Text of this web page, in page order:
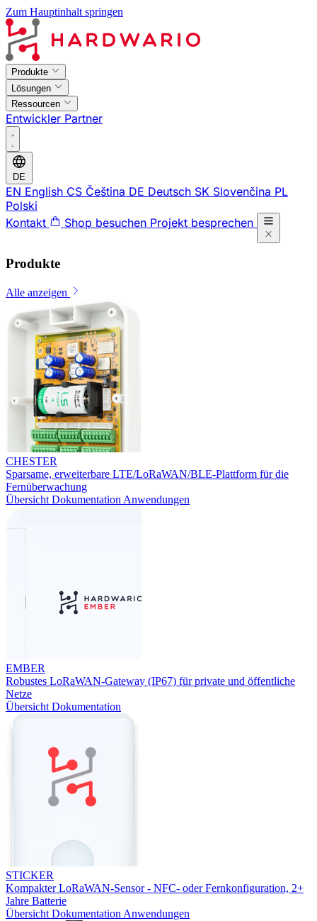
Zum Hauptinhalt springen
Produkte
Lösungen
Ressourcen
Entwickler Partner
DE
EN English CS Čeština DE Deutsch SK Slovenčina PL
Polski
Kontakt
Shop besuchen Projekt besprechen
Produkte
Alle anzeigen
CHESTER
Sparsame, erweiterbare LTE/LoRaWAN/BLE-Plattform für die
Fernüberwachung
Übersicht Dokumentation Anwendungen
EMBER
Robustes LoRaWAN-Gateway (IP67) für private und öffentliche
Netze
Übersicht Dokumentation
STICKER
Kompakter LoRaWAN-Sensor - NFC- oder Fernkonfiguration, 2+
Jahre Batterie
Übersicht Dokumentation Anwendungen